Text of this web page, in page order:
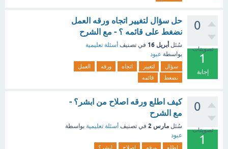
0
تصويتات
1
إجابة
حل سؤال لتغيير اتجاه ورقه العمل
نضغط على قائمه ؟ - مع الشرح
سُئل أبريل 16 في تصنيف أسئلة تعليمية
بواسطة عبود
سؤال لتغيير اتجاه ورقه
العمل
نضغط
قائمه
0
تصويتات
1
كيف اطلع ورقه اصلاح من ابشر؟ -
مع الشرح
سُئل مارس 2 في تصنيف أسئلة تعليمية بواسطة
عبود
اطلع ورقه اصلاح ابشر؟